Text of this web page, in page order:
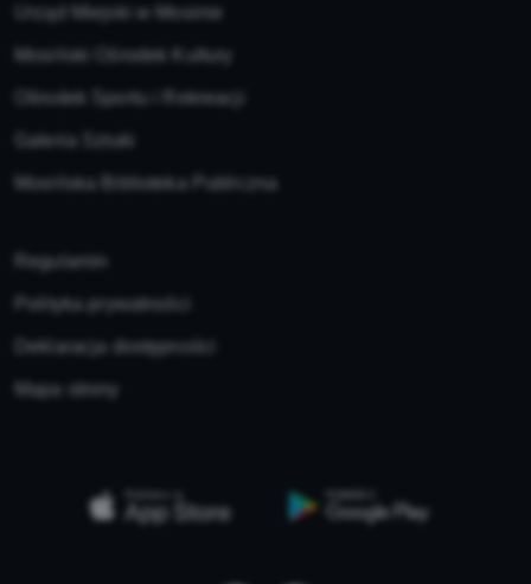
Urząd Miejski w Mosinie
Mosiński Ośrodek Kultury
Ośrodek Sportu i Rekreacji
Galeria Sztuki
Mosińska Biblioteka Publiczna
Regulamin
Polityka prywatności
Deklaracja dostępności
Mapa strony